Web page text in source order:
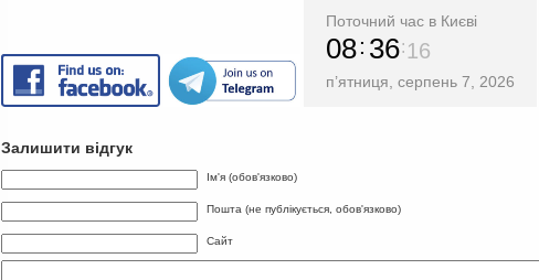
Поточний час в Києві
08 36 17
п’ятниця, серпень 7, 2026
Залишити відгук
Ім'я (обов'язково)
Пошта (не публікується, обов'язково)
Сайт